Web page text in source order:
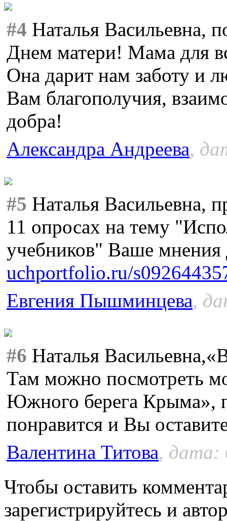
#4 Наталья Васильевна,
Днем матери! Мама для
Она дарит нам заботу и
Вам благополучия,
добра!
Александра Андреева,
#5 Наталья Васильевна,
11 опросах на тему
учебников" Ваше мнения
uchportfolio.ru/
Евгения Пышминцева,
#6 Наталья
Там можно посмотреть
Южного берега Крыма»,
понравится и Вы
Валентина Титова, дата:
Чтобы оставить
зарегистрируйтесь и